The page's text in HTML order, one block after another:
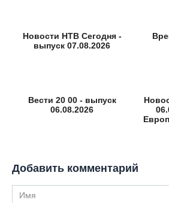
Новости НТВ Сегодня -
выпуск 07.08.2026
Вести 20 00 - выпуск
06.08.2026
Добавить комментарий
Имя